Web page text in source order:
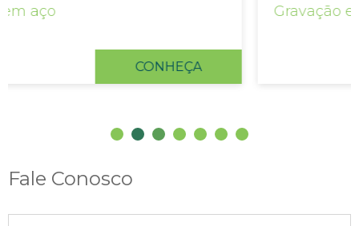
Gravação em alumínio
Fale Conosco